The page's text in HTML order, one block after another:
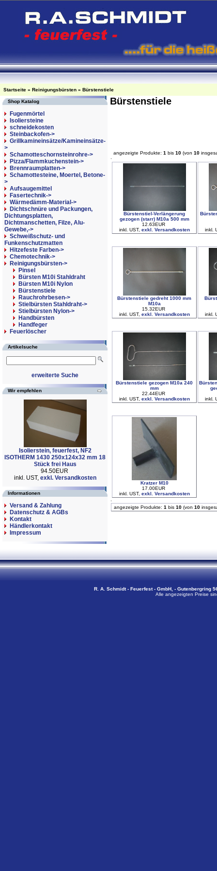
Startseite » Reinigungsbürsten » Bürstenstiele
Shop Katalog
Fugenmörtel
Isoliersteine
schneidekosten
Steinbackofen->
Grillkamineinsätze/Kamineinsätze-
>
Schamotteschornsteinrohre->
Pizza/Flammkuchenstein->
Brennraumplatten->
Schamottesteine, Moertel, Betone-
>
Aufsaugemittel
Fasertechnik->
Wärmedämm-Material->
Dichtschnüre und Packungen,
Dichtungsplatten,
Dichtmanschetten, Filze, Alu-
Gewebe,->
Schweißschutz- und
Funkenschutzmatten
Hitzefeste Farben->
Chemotechnik->
Reinigungsbürsten->
Pinsel
Bürsten M10i Stahldraht
Bürsten M10i Nylon
Bürstenstiele
Rauchrohrbesen->
Stielbürsten Stahldraht->
Stielbürsten Nylon->
Handbürsten
Handfeger
Feuerlöscher
Artikelsuche
erweiterte Suche
Wir empfehlen
Isolierstein, feuerfest, NF2
ISOTHERM 1430 250x124x32 mm 18
Stück frei Haus
94.50EUR
inkl. UST, exkl. Versandkosten
Informationen
Versand & Zahlung
Datenschutz & AGBs
Kontakt
Händlerkontakt
Impressum
Bürstenstiele
angezeigte Produkte: 1 bis 10 (von 10
Bürstenstiel-Verlängerung
gezogen (starr) M10a 500 mm
12.63EUR
inkl. UST, exkl. Versandkosten inkl.
Bürstenstiele gedreht 1000 mm
M10a
15.32EUR
inkl. UST, exkl. Versandkosten inkl.
Bürstenstiele gezogen M10a 240
mm
22.44EUR
inkl. UST, exkl. Versandkosten
inkl.
Kratzer M10
17.00EUR
inkl. UST, exkl. Versandkosten
angezeigte Produkte: 1 bis 10 (von 10
R. A. Schmidt - Feuerfest - GmbH, - Gutenbergring
Alle angezeigten Preise